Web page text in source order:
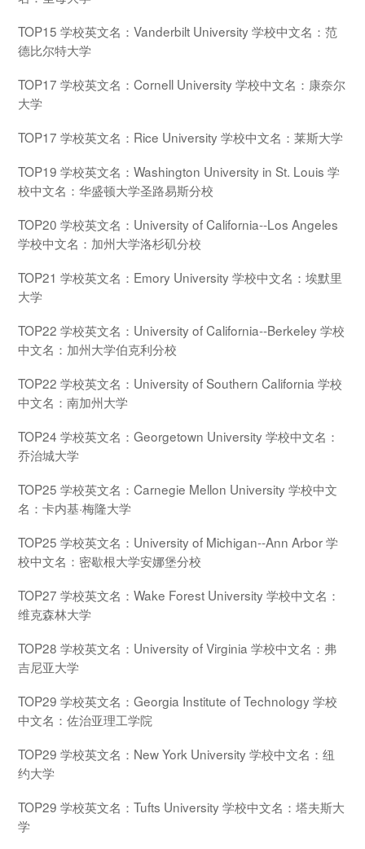
TOP15 学校英文名：Vanderbilt University 学校中文名：范
德比尔特大学
TOP17 学校英文名：Cornell University 学校中文名：康奈尔
大学
TOP17 学校英文名：Rice University 学校中文名：莱斯大学
TOP19 学校英文名：Washington University in St. Louis 学
校中文名：华盛顿大学圣路易斯分校
TOP20 学校英文名：University of California--Los Angeles
学校中文名：加州大学洛杉矶分校
TOP21 学校英文名：Emory University 学校中文名：埃默里
大学
TOP22 学校英文名：University of California--Berkeley 学校
中文名：加州大学伯克利分校
TOP22 学校英文名：University of Southern California 学校
中文名：南加州大学
TOP24 学校英文名：Georgetown University 学校中文名：
乔治城大学
TOP25 学校英文名：Carnegie Mellon University 学校中文
名：卡内基·梅隆大学
TOP25 学校英文名：University of Michigan--Ann Arbor 学
校中文名：密歇根大学安娜堡分校
TOP27 学校英文名：Wake Forest University 学校中文名：
维克森林大学
TOP28 学校英文名：University of Virginia 学校中文名：弗
吉尼亚大学
TOP29 学校英文名：Georgia Institute of Technology 学校
中文名：佐治亚理工学院
TOP29 学校英文名：New York University 学校中文名：纽
约大学
TOP29 学校英文名：Tufts University 学校中文名：塔夫斯大
学